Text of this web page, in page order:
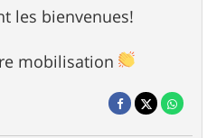
les bienvenues!
mobilisation